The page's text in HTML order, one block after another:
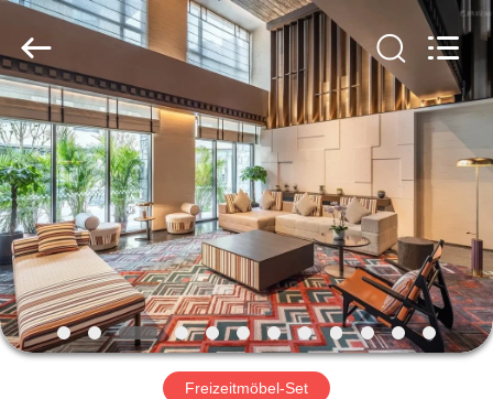
ZU
HAUSE
PRODUKTE
VIDEOS
VR-
Rights
Reserved.
Freizeitmöbel-Set